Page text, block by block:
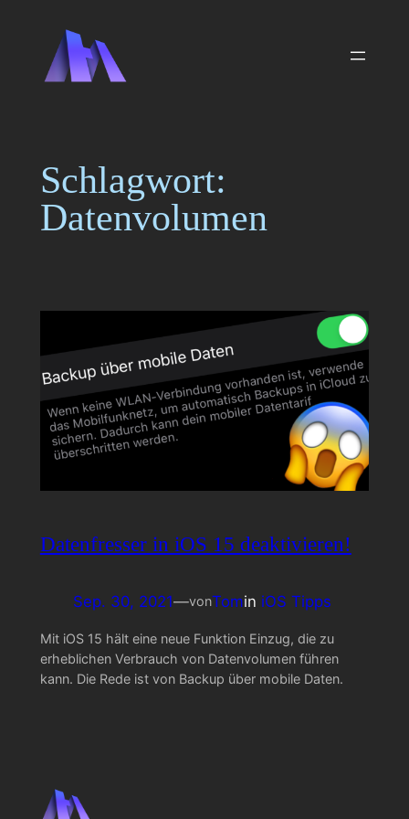
springen
Schlagwort:
Datenvolumen
Datenfresser in iOS 15 deaktivieren!
Sep. 30, 2021—vonTomin iOS Tipps
Mit iOS 15 hält eine neue Funktion Einzug, die zu
erheblichen Verbrauch von Datenvolumen führen
kann. Die Rede ist von Backup über mobile Daten.